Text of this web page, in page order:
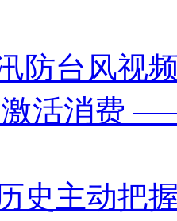
防台风视
活消费
史主动把